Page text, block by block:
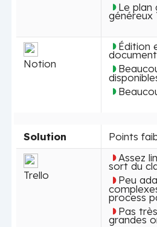
Le plan
généreux
Notion
Édition
Solution Points
Trello
Assez
sort du
Peu
process
Pas
grandes